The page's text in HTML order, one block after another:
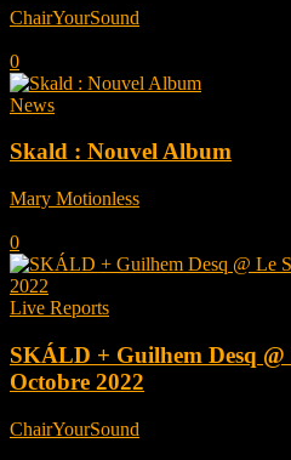
ChairYourSound
0
News
Skald : Nouvel Album
Mary Motionless
0
Live Reports
SKÁLD + Guilhem Desq
Octobre 2022
ChairYourSound